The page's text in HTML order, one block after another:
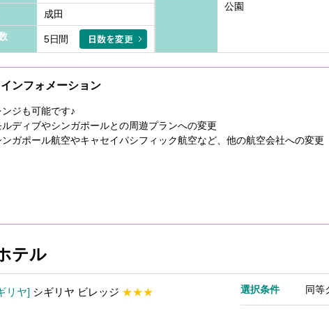
成田
5日間 日数を変更
公園
インフォメーション
ンジも可能です♪
ルディブやシンガポールとの周遊プランへの変更
ンガポール航空やキャセイパシフィック航空など、他の航空会社への変更
テル
リヤ シギリヤ ビレッジ ★★★ 選択条件 同等